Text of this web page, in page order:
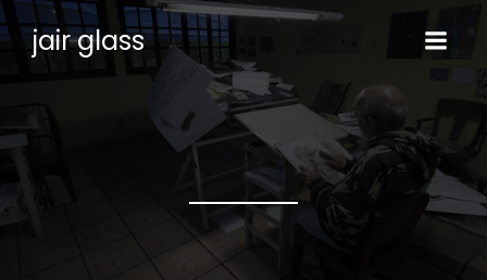
jair glass